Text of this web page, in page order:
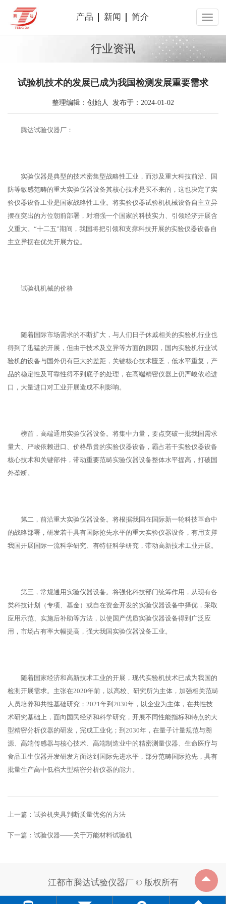
产品 新闻 简介
行业资讯
试验机技术的发展已成为我国检测发展重要需求
整理编辑：创始人 发布于：2024-01-02
腾达试验仪器厂：
实验仪器是典型的技术密集型战略性工业，而涉及重大科技前沿、国
防等敏感范畴的重大实验仪器设备其核心技术是买不来的，这也决定了实
验仪器设备工业是国家战略性工业。将实验仪器试验机机械设备自主立异
摆在突出的方位朝前部署，对增强一个国家的科技实力、引领经济开展含
义重大。“十二五”期间，我国将把引领和支撑科技开展的实验仪器设备自
主立异摆在优先开展方位。
试验机机械的价格
随着国际市场需求的不断扩大，与人们日子休戚相关的实验机行业也
得到了迅猛的开展，但由于技术及立异等方面的原因，国内实验机行业试
验机的设备与国外仍有巨大的差距，关键核心技术匮乏，低水平重复，产
品的稳定性及可靠性得不到底子的处理，在高端精密仪器上仍严峻依赖进
口，大量进口对工业开展造成不利影响。
榜首，高端通用实验仪器设备。将集中力量，要点突破一批我国需求
量大、严峻依赖进口、价格昂贵的实验仪器设备，霸占若干实验仪器设备
核心技术和关键部件，带动重要范畴实验仪器设备整体水平提高，打破国
外垄断。
第二，前沿重大实验仪器设备。将根据我国在国际新一轮科技革命中
的战略部署，研发若干具有国际抢先水平的重大实验仪器设备，有用支撑
我国开展国际一流科学研究、有特征科学研究，带动高新技术工业开展。
第三，常规通用实验仪器设备。将强化科技部门统筹作用，从现有各
类科技计划（专项、基金）或自在资金开发的实验仪器设备中择优，采取
应用示范、实施后补助等方法，以使国产优质实验仪器设备得到广泛应
用，市场占有率大幅提高，强大我国实验仪器设备工业。
随着国家经济和高新技术工业的开展，现代实验机技术已成为我国的
检测开展需求。主张在2020年前，以高校、研究所为主体，加强相关范畴
人员培养和共性基础研究；2021年到2030年，以企业为主体，在共性技
术研究基础上，面向国民经济和科学研究，开展不同性能指标和特点的大
型精密分析仪器的研发，完成工业化；到2030年，在量子计量规范与溯
源、高端传感器与核心技术、高端制造业中的精密测量仪器、生命医疗与
食品卫生仪器开发研发方面达到国际先进水平，部分范畴国际抢先，具有
批量生产高中低档大型精密分析仪器的能力。
上一篇： 试验机夹具判断质量优劣的方法
下一篇： 试验仪器——关于万能材料试验机
江都市腾达试验仪器厂 © 版权所有